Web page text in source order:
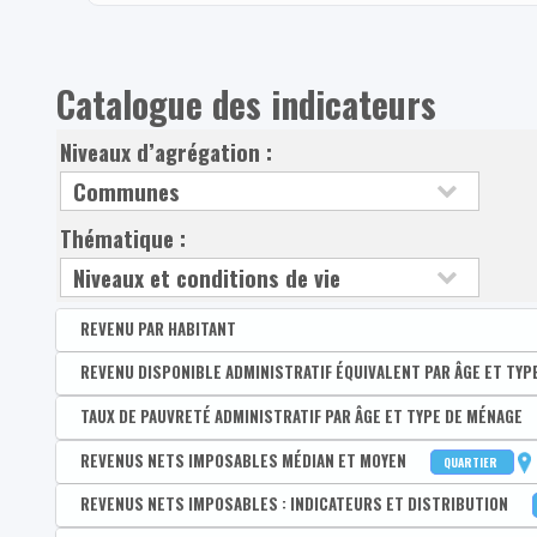
Catalogue des indicateurs
Niveaux d’agrégation :
Thématique :
REVENU PAR HABITANT
Disponible par :Arrondissement - Province
Revenu disponible par habitant
Revenus primaires par habitant
REVENU DISPONIBLE ADMINISTRATIF ÉQUIVALENT PAR ÂGE ET
Disponible par :Commune - Arrondissement - Province - Quartier
Médian du revenu administratif disponible équivalent
1er quartile du revenu administratif disponible
TAUX DE PAUVRETÉ ADMINISTRATIF PAR ÂGE ET TYPE DE MÉNAGE
Disponible par :Commune - Arrondissement - Province - Quartier
Taux de pauvreté administratif de la population
REVENUS NETS IMPOSABLES MÉDIAN ET MOYEN QUARTIER
Disponible par :Commune - Arrondissement - Province - Quartier
REVENUS NETS IMPOSABLES : INDICATEURS ET DISTRIBUTION